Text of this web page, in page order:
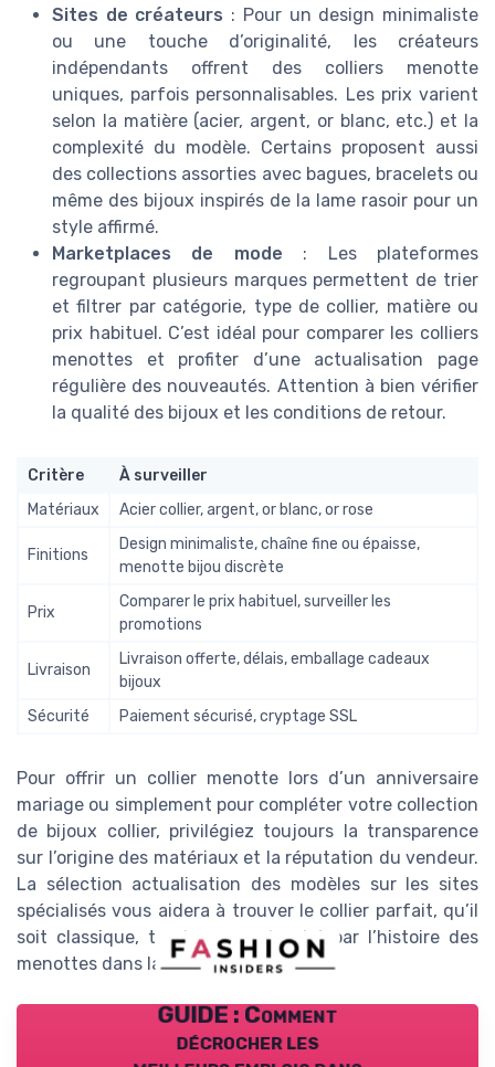
Sites de créateurs : Pour un design minimaliste
ou une touche d’originalité, les créateurs
indépendants offrent des colliers menotte
uniques, parfois personnalisables. Les prix varient
selon la matière (acier, argent, or blanc, etc.) et la
complexité du modèle. Certains proposent aussi
des collections assorties avec bagues, bracelets ou
même des bijoux inspirés de la lame rasoir pour un
style affirmé.
Marketplaces de mode : Les plateformes
regroupant plusieurs marques permettent de trier
et filtrer par catégorie, type de collier, matière ou
prix habituel. C’est idéal pour comparer les colliers
menottes et profiter d’une actualisation page
régulière des nouveautés. Attention à bien vérifier
la qualité des bijoux et les conditions de retour.
Critère
À surveiller
Matériaux
Acier collier, argent, or blanc, or rose
Finitions
Design minimaliste, chaîne fine ou épaisse,
menotte bijou discrète
Prix
Comparer le prix habituel, surveiller les
promotions
Livraison
Livraison offerte, délais, emballage cadeaux
bijoux
Sécurité
Paiement sécurisé, cryptage SSL
Pour offrir un collier menotte lors d’un anniversaire
mariage ou simplement pour compléter votre collection
de bijoux collier, privilégiez toujours la transparence
sur l’origine des matériaux et la réputation du vendeur.
La sélection actualisation des modèles sur les sites
spécialisés vous aidera à trouver le collier parfait, qu’il
soit classique, tendance ou inspiré par l’histoire des
menottes dans la mode.
GUIDE : Comment
décrocher les